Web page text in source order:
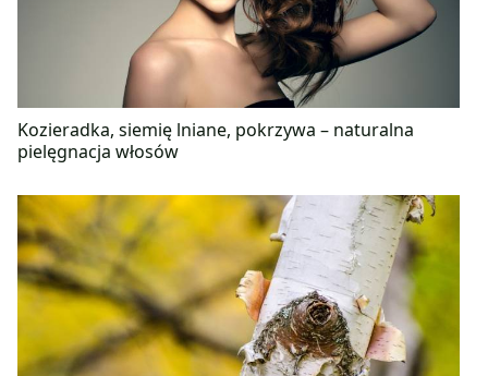
Kozieradka, siemię lniane, pokrzywa – naturalna
pielęgnacja włosów